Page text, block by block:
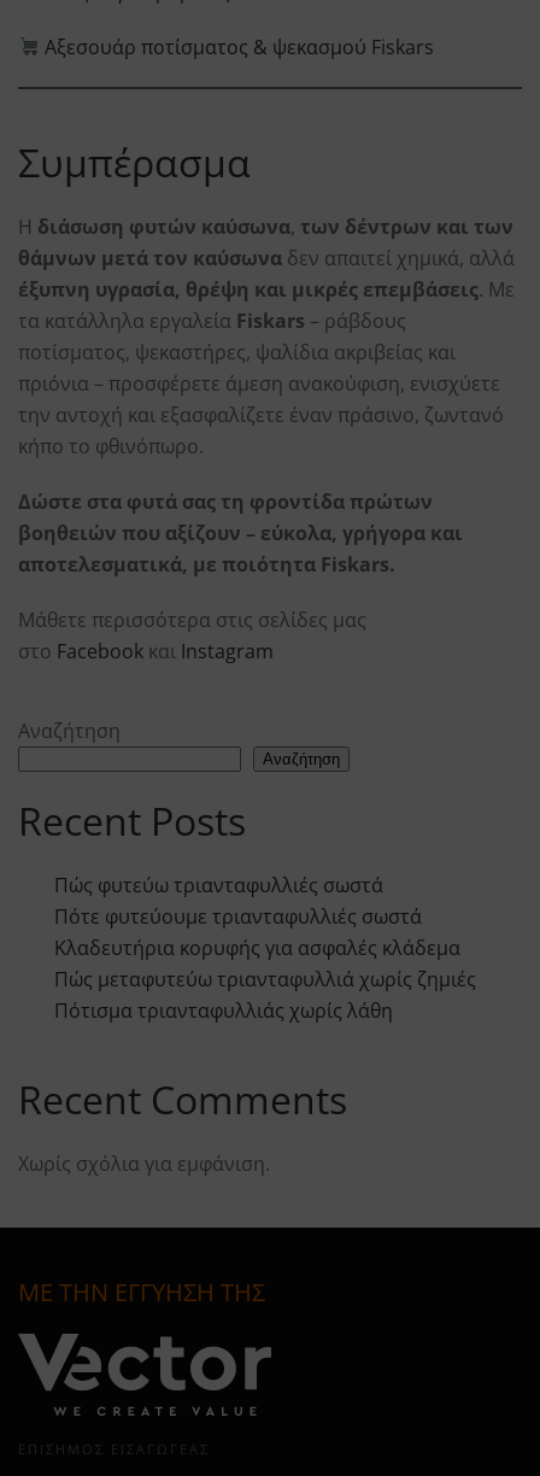
Αξεσουάρ ποτίσματος & ψεκασμού Fiskars
Συμπέρασμα
Η διάσωση φυτών καύσωνα, των δέντρων και των
θάμνων μετά τον καύσωνα δεν απαιτεί χημικά, αλλά
έξυπνη υγρασία, θρέψη και μικρές επεμβάσεις. Με
τα κατάλληλα εργαλεία Fiskars – ράβδους
ποτίσματος, ψεκαστήρες, ψαλίδια ακριβείας και
πριόνια – προσφέρετε άμεση ανακούφιση, ενισχύετε
την αντοχή και εξασφαλίζετε έναν πράσινο, ζωντανό
κήπο το φθινόπωρο.
Δώστε στα φυτά σας τη φροντίδα πρώτων
βοηθειών που αξίζουν – εύκολα, γρήγορα και
αποτελεσματικά, με ποιότητα Fiskars.
Μάθετε περισσότερα στις σελίδες μας
στο Facebook και Instagram
Αναζήτηση
Αναζήτηση
Recent Posts
Πώς φυτεύω τριανταφυλλιές σωστά
Πότε φυτεύουμε τριανταφυλλιές σωστά
Κλαδευτήρια κορυφής για ασφαλές κλάδεμα
Πώς μεταφυτεύω τριανταφυλλιά χωρίς ζημιές
Πότισμα τριανταφυλλιάς χωρίς λάθη
Recent Comments
Χωρίς σχόλια για εμφάνιση.
ΜΕ ΤΗΝ ΕΓΓΥΗΣΗ ΤΗΣ
ΕΠΊΣΗΜΟΣ ΕΙΣΑΓΩΓΈΑΣ